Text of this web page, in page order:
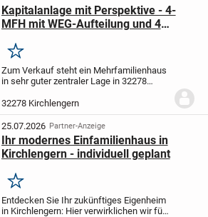
Kapitalanlage mit Perspektive - 4-
MFH mit WEG-Aufteilung und 4
Merken
Zum Verkauf steht ein Mehrfamilienhaus
in sehr guter zentraler Lage in 32278
Immobilie wurde bereits nach dem
Wohnungseigentumsgesetz aufgeteilt
und besteht aus vier...
32278 Kirchlengern
25.07.2026 Partner-Anzeige
Ihr modernes Einfamilienhaus in
Kirchlengern - individuell geplant
Merken
Entdecken Sie Ihr zukünftiges Eigenheim
in Kirchlengern: Hier verwirklichen wir für